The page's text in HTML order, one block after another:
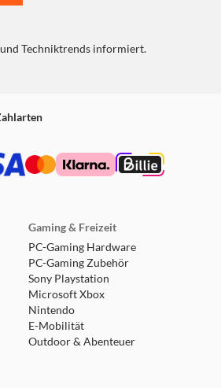
Techniktrends informiert.
Gaming & Freizeit
PC-Gaming Hardware
PC-Gaming Zubehör
Sony Playstation
Microsoft Xbox
Nintendo
E-Mobilität
Outdoor & Abenteuer